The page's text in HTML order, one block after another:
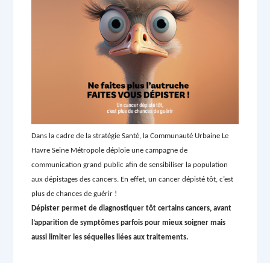
Dans la cadre de la stratégie Santé, la Communauté Urbaine Le
Havre Seine Métropole déploie une campagne de
communication grand public afin de sensibiliser la population
aux dépistages des cancers. En effet, un cancer dépisté tôt, c’est
plus de chances de guérir !
Dépister permet de diagnostiquer tôt certains cancers, avant
l’apparition de symptômes parfois pour mieux soigner mais
aussi limiter les séquelles liées aux traitements.